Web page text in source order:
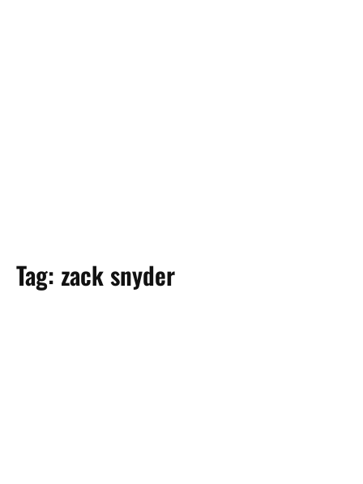
Tag: zack snyder